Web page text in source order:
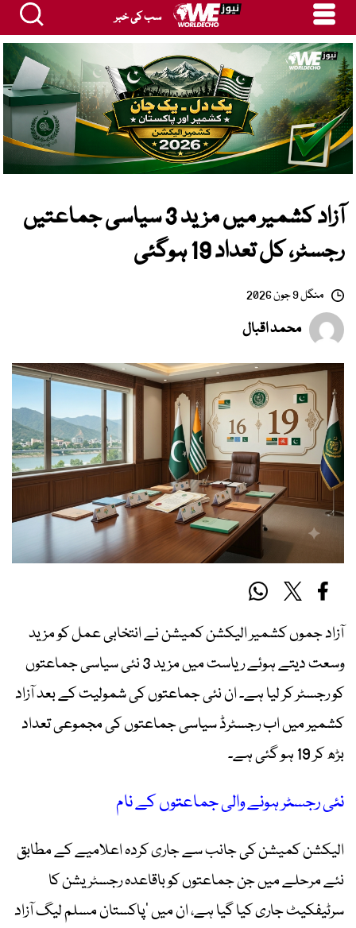
سب کی خبر
آزاد کشمیر میں مزید 3 سیاسی جماعتیں
رجسٹر، کل تعداد 19 ہوگئی
منگل 9 جون 2026
محمد اقبال
آزاد جموں کشمیر الیکشن کمیشن نے انتخابی عمل کو مزید
وسعت دیتے ہوئے ریاست میں مزید 3 نئی سیاسی جماعتوں
کو رجسٹر کر لیا ہے۔ ان نئی جماعتوں کی شمولیت کے بعد آزاد
کشمیر میں اب رجسٹرڈ سیاسی جماعتوں کی مجموعی تعداد
بڑھ کر 19 ہو گئی ہے۔
نئی رجسٹر ہونے والی جماعتوں کے نام
الیکشن کمیشن کی جانب سے جاری کردہ اعلامیے کے مطابق
نئے مرحلے میں جن جماعتوں کو باقاعدہ رجسٹریشن کا
سرٹیفکیٹ جاری کیا گیا ہے، ان میں ’پاکستان مسلم لیگ آزاد